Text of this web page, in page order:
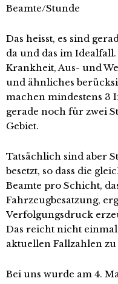
Beamte/Stunde
Das heisst, es sind
da und das im
Krankheit, Aus- und
und ähnliches
machen mindestens 3
gerade noch für zwei
Gebiet.
Tatsächlich sind aber
besetzt, so dass die
Beamte pro Schicht,
Fahrzeugbesatzung,
Verfolgungsdruck
Das reicht nicht
aktuellen Fallzahlen zu
Bei uns wurde am 4.